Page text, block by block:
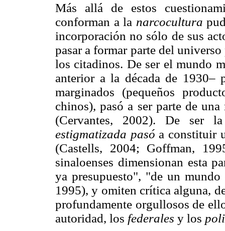
Más allá de estos
conforman a la narcocultura
incorporación no sólo de sus
pasar a formar parte del
los citadinos. De ser el mundo
anterior a la década de 1930–
marginados (pequeños
chinos), pasó a ser parte de
(Cervantes, 2002). De ser
estigmatizada pasó a constituir
(Castells, 2004; Goffman,
sinaloenses dimensionan esta
ya presupuesto", "de un
1995), y omiten crítica alguna,
profundamente orgullosos de
autoridad, los federales y los